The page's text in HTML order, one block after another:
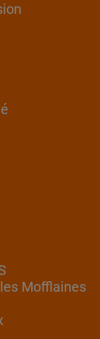
Mofflaines